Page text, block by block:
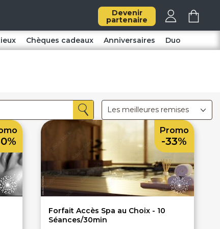
Devenir
partenaire
Chèques cadeaux Anniversaires Duo
Les meilleures remises
Forfait Accès Spa au Choix - 10
Séances/30min
Promo
-33%